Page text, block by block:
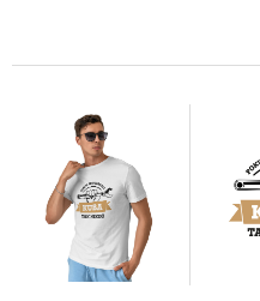
MAKE-UP, UMĚLÉ ŘASY
Vodou ředitelná líčidla
Olejová líčidla
Hororové efekty
Umělé řasy, tetování a rtěnky
DALŠÍ KATEGORIE
PARUKY, PŘÍČESKY, VOUSY